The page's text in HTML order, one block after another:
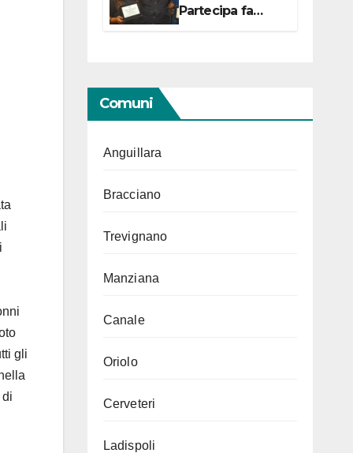
gli
Partecipa fa
centro con due
Comuni
Anguillara
Bracciano
Trevignano
Manziana
Canale
Oriolo
Cerveteri
Ladispoli